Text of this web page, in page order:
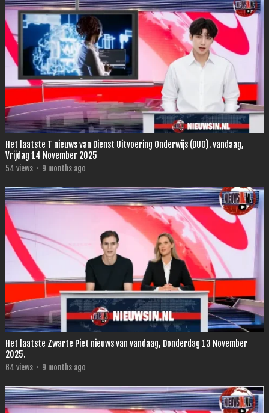
Het laatste T nieuws van Dienst Uitvoering Onderwijs (DUO). vandaag,
Vrijdag 14 November 2025
54 views · 9 months ago
Het laatste Zwarte Piet nieuws van vandaag, Donderdag 13 November
2025.
64 views · 9 months ago